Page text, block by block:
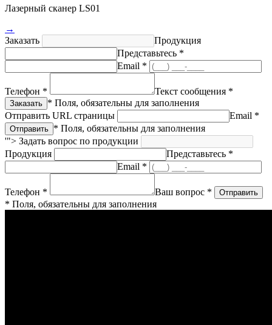
Лазерный сканер LS01
→
Заказать
Продукция
Представьтесь *
Email *
Телефон *
Текст сообщения *
* Поля, обязательны для заполнения
Отправить URL страницы
Email *
* Поля, обязательны для заполнения
'"> Задать вопрос по продукции
Продукция
Представьтесь *
Email *
Телефон *
Ваш вопрос *
* Поля, обязательны для заполнения